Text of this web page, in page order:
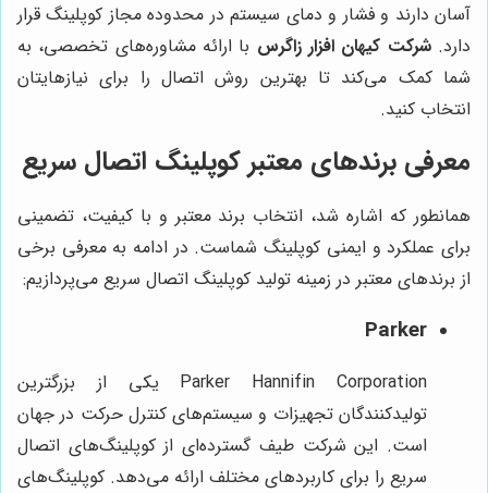
آسان دارند و فشار و دمای سیستم در محدوده مجاز کوپلینگ قرار
دارد.شرکت کیهان افزار زاگرس با ارائه مشاوره‌های تخصصی، به
شما کمک می‌کند تا بهترین روش اتصال را برای نیازهایتان
انتخاب کنید.
معرفی برندهای معتبر کوپلینگ اتصال سریع
همانطور که اشاره شد، انتخاب برند معتبر و با کیفیت، تضمینی
برای عملکرد و ایمنی کوپلینگ شماست. در ادامه به معرفی برخی
از برندهای معتبر در زمینه تولید کوپلینگ اتصال سریع می‌پردازیم:
Parker
Parker Hannifin Corporation یکی از بزرگترین
تولیدکنندگان تجهیزات و سیستم‌های کنترل حرکت در جهان
است. این شرکت طیف گسترده‌ای از کوپلینگ‌های اتصال
سریع را برای کاربردهای مختلف ارائه می‌دهد. کوپلینگ‌های